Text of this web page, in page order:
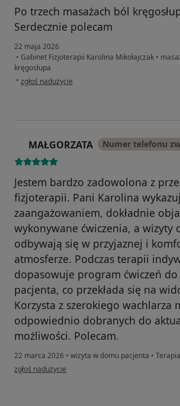
Po trzech masażach ból
Serdecznie polecam
22 maja 2026
• Gabinet Fizjoterapii Karolina Mikołajczak •
kręgosłupa
• w opinii użytkownika Maciej
zgłoś nadużycie
MAŁGORZATA Numer telefonu
Jestem bardzo zadowolona z
fizjoterapii. Pani Karolina
zaangażowaniem, dokładnie
wykonywane ćwiczenia, a wizyty
odbywają się w przyjaznej i
atmosferze. Podczas terapii
dopasowuje program ćwiczeń
pacjenta, co przekłada się na
Korzysta z szerokiego wachlarza
odpowiednio dobranych do
możliwości. Polecam.
22 marca 2026 • wizyta w domu pacjenta •
w opinii użytkownika MAŁGORZATA
zgłoś nadużycie